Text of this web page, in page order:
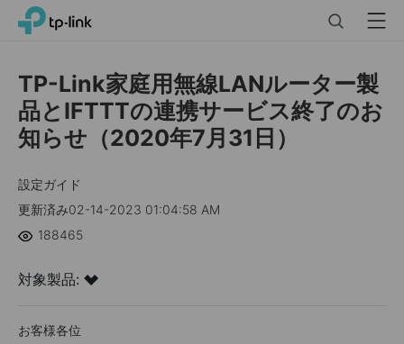
Click
navigation
bar
TP-Link, Reliably Smart Menu
TP-Link家庭用無線LANルーター製
品とIFTTTの連携サービス終了のお
知らせ（2020年7月31日）
設定ガイド
更新済み02-14-2023 01:04:58 AM
188465
対象製品:
お客様各位